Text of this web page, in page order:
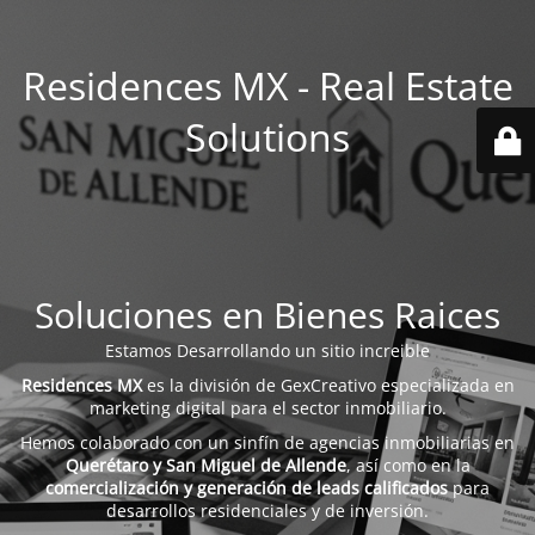
Residences MX - Real Estate
Solutions
Soluciones en Bienes Raices
Estamos Desarrollando un sitio increible
Residences MXes la división de GexCreativo especializada en
marketing digital para el sector inmobiliario.
Hemos colaborado con un sinfín de agencias inmobiliarias en
Querétaro y San Miguel de Allende, así como en la
comercialización y generación de leads calificadospara
desarrollos residenciales y de inversión.